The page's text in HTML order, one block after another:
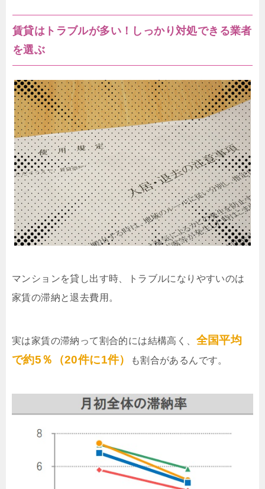
賃貸はトラブルが多い！しっかり対処できる業者
を選ぶ
マンションを貸し出す時、トラブルになりやすいのは
家賃の滞納と退去費用。
実は家賃の滞納って割合的には結構高く、 全国平均
で約5％（20件に1件）
も割合があるんです。